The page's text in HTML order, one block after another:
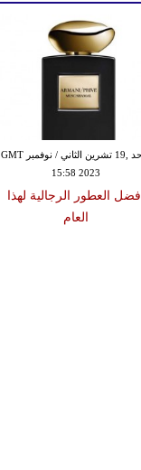
الأحد ,19 تشرين الثاني / نوفمبر GMT
15:58 2023
أفضل العطور الرجالية لهذا
العام